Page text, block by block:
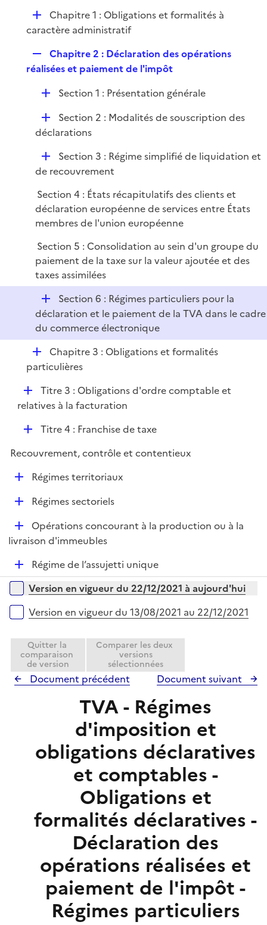
l
i
e
r
p
l
r
D
é
i
e
r
Chapitre 1 : Obligations et formalités à
caractère administratif
e
l
i
e
r
Chapitre 2 : Déclaration des opérations
réalisées et paiement de l'impôt
D
l
r
Section 1 : Présentation générale
D
é
i
e
r
Section 2 : Modalités de souscription des
déclarations
D
é
l
i
e
r
Section 3 : Régime simplifié de liquidation et
de recouvrement
Section 4 : États récapitulatifs des clients et
déclaration européenne de services entre États
membres de l'union européenne
Section 5 : Consolidation au sein d'un groupe du
paiement de la taxe sur la valeur ajoutée et des
taxes assimilées
D
é
p
l
i
e
Section 6 : Régimes particuliers pour la
déclaration et le paiement de la TVA dans le cadre
du commerce électronique
D
é
l
i
e
r
Chapitre 3 : Obligations et formalités
particulières
D
é
e
r
Titre 3 : Obligations d'ordre comptable et
relatives à la facturation
D
p
l
e
Titre 4 : Franchise de taxe
Recouvrement, contrôle et contentieux
D
e
Régimes territoriaux
D
l
r
Régimes sectoriels
D
é
e
r
Opérations concourant à la production ou à la
livraison d'immeubles
D
é
p
e
r
Régime de l’assujetti unique
Versions sur la période
Version en vigueur du 22/12/2021 à aujourd'hui
Version en vigueur du 13/08/2021 au 22/12/2021
Quitter la
comparaison
de version
Comparer les deux
versions
sélectionnées
Document précédent Document suivant
TVA - Régimes
d'imposition et
obligations déclaratives
et comptables -
Obligations et
formalités déclaratives -
Déclaration des
opérations réalisées et
paiement de l'impôt -
Régimes particuliers